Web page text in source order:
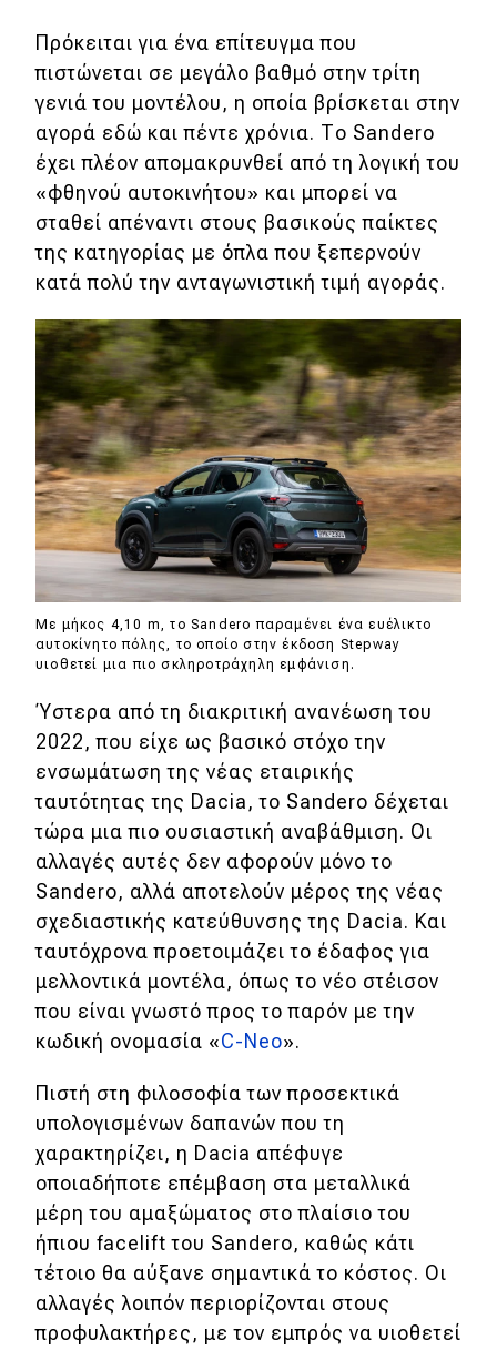
Συμβουλές
Χρηστικά
Συμβουλές
ΚΤΕΟ
Οδική βοήθεια
eDRIVE
DRIVE USED
Πρόκειται για ένα επίτευγμα που
πιστώνεται σε μεγάλο βαθμό στην τρίτη
γενιά του μοντέλου, η οποία βρίσκεται στην
αγορά εδώ και πέντε χρόνια. Το Sandero
έχει πλέον απομακρυνθεί από τη λογική του
«φθηνού αυτοκινήτου» και μπορεί να
σταθεί απέναντι στους βασικούς παίκτες
της κατηγορίας με όπλα που ξεπερνούν
κατά πολύ την ανταγωνιστική τιμή αγοράς.
Με μήκος 4,10 m, το Sandero παραμένει ένα ευέλικτο
αυτοκίνητο πόλης, το οποίο στην έκδοση Stepway
υιοθετεί μια πιο σκληροτράχηλη εμφάνιση.
Ύστερα από τη διακριτική ανανέωση του
2022, που είχε ως βασικό στόχο την
ενσωμάτωση της νέας εταιρικής
ταυτότητας της Dacia, το Sandero δέχεται
τώρα μια πιο ουσιαστική αναβάθμιση. Οι
αλλαγές αυτές δεν αφορούν μόνο το
Sandero, αλλά αποτελούν μέρος της νέας
σχεδιαστικής κατεύθυνσης της Dacia. Και
ταυτόχρονα προετοιμάζει το έδαφος για
μελλοντικά μοντέλα, όπως το νέο στέισον
που είναι γνωστό προς το παρόν με την
κωδική ονομασία «C-Neo».
Πιστή στη φιλοσοφία των προσεκτικά
υπολογισμένων δαπανών που τη
χαρακτηρίζει, η Dacia απέφυγε
οποιαδήποτε επέμβαση στα μεταλλικά
μέρη του αμαξώματος στο πλαίσιο του
ήπιου facelift του Sandero, καθώς κάτι
τέτοιο θα αύξανε σημαντικά το κόστος. Οι
αλλαγές λοιπόν περιορίζονται στους
προφυλακτήρες, με τον εμπρός να υιοθετεί